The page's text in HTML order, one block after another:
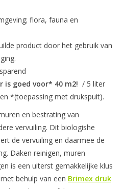
flora, fauna en
product door het gebruik van
is goed voor* 40 m2! / 5 liter
*(toepassing met drukspuit).
en bestrating van
vervuiling. Dit biologishe
de vervuiling en daarmee de
Daken reinigen, muren
is een uiterst gemakkelijke klus
behulp van een Brimex druk